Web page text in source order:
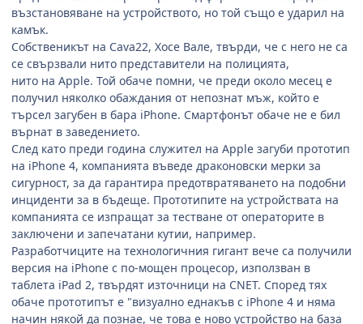
възстановяване на устройството, но той също е ударил на
камък.
Собственикът на Cava22, Хосе Вале, твърди, че с него не са
се свързвали нито представители на полицията,
нито на Apple. Той обаче помни, че преди около месец е
получил няколко обаждания от непознат мъж, който е
търсел загубен в бара iPhone. Смартфонът обаче не е бил
върнат в заведението.
След като преди година служител на Apple загуби прототип
на iPhone 4, компанията въведе драконовски мерки за
сигурност, за да гарантира предотвратяването на подобни
инциденти за в бъдеще. Прототипите на устройствата на
компанията се изпращат за тестване от операторите в
заключени и запечатани кутии, например.
Разработчиците на технологичния гигант вече са получили
версия на iPhone с по-мощен процесор, използван в
таблета iPad 2, твърдят източници на CNET. Според тях
обаче прототипът е "визуално еднакъв с iPhone 4 и няма
начин някой да познае, че това е ново устройство на база